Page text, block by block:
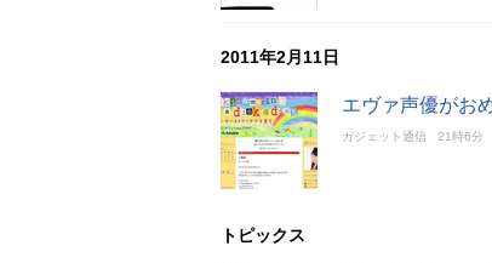
2011年2月11日
エヴァ声優がお
ガジェット通信 21時6分
トピックス